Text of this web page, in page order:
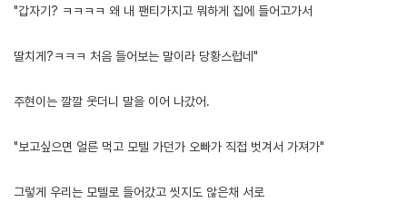
"갑자기? ㅋㅋㅋㅋ 왜 내 팬티가지고 뭐하게 집에 들어고가서
딸치게?ㅋㅋㅋ 처음 들어보는 말이라 당황스럽네"
주현이는 깔깔 웃더니 말을 이어 나갔어.
"보고싶으면 얼른 먹고 모텔 가던가 오빠가 직접 벗겨서 가져가"
그렇게 우리는 모텔로 들어갔고 씻지도 않은채 서로